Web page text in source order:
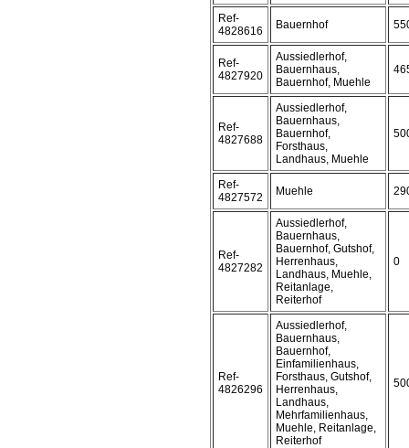
Ref-
4828616
Bauernhof
Ref-
4827920
Aussiedlerhof,
Bauernhaus,
Bauernhof, Muehle
Ref-
4827688
Aussiedlerhof,
Bauernhaus,
Bauernhof,
Forsthaus,
Landhaus, Muehle
Ref-
4827572
Muehle
Ref-
4827282
Aussiedlerhof,
Bauernhaus,
Bauernhof, Gutshof,
Herrenhaus,
Landhaus, Muehle,
Reitanlage,
Reiterhof
0
Ref-
4826296
Aussiedlerhof,
Bauernhaus,
Bauernhof,
Einfamilienhaus,
Forsthaus, Gutshof,
Herrenhaus,
Landhaus,
Mehrfamilienhaus,
Muehle, Reitanlage,
Reiterhof